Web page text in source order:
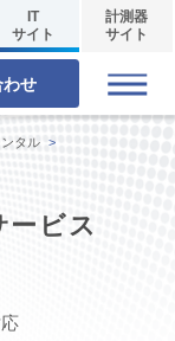
IT
サイト
計測器
サイト
わせ
タル >
ビス